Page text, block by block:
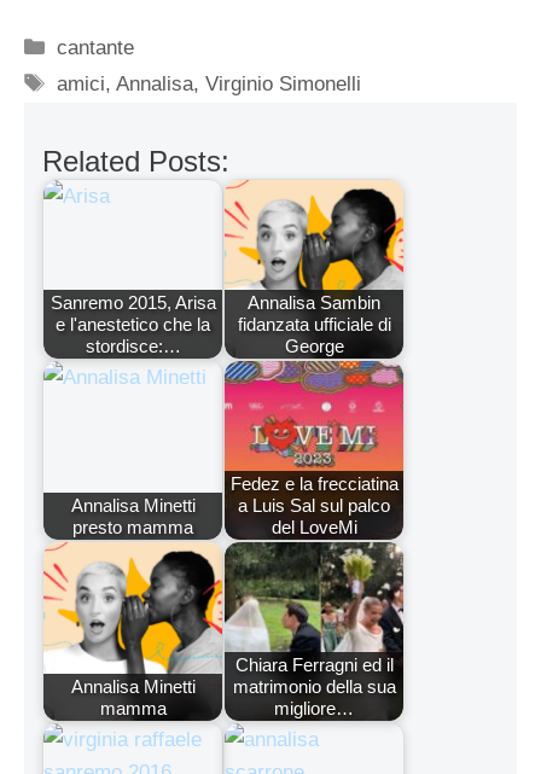
Categorie
cantante
Tag
amici,Annalisa,Virginio Simonelli
Related Posts:
Sanremo 2015, Arisa
e l'anestetico che la
stordisce:…
Annalisa Sambin
fidanzata ufficiale di
George
Annalisa Minetti
presto mamma
Fedez e la frecciatina
a Luis Sal sul palco
del LoveMi
Annalisa Minetti
mamma
Chiara Ferragni ed il
matrimonio della sua
migliore…